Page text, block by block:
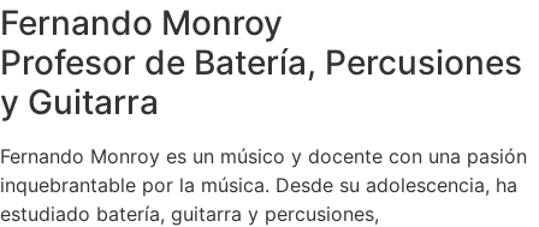
Fernando Monroy
Profesor de Batería, Percusiones
y Guitarra
Fernando Monroy es un músico y docente con una pasión
inquebrantable por la música. Desde su adolescencia, ha
estudiado batería, guitarra y percusiones,